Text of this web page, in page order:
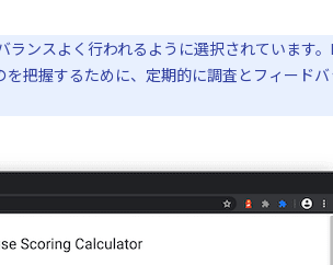
ンスよく行われるように選択されています
把握するために、定期的に調査とフィード